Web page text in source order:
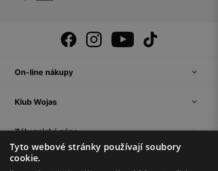
On-line nákupy
Klub Wojas
Zákaznická zóna
Společnost Wojas
Tyto webové stránky používají soubory
cookie.